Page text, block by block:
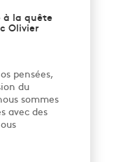
à la quête
Olivier
pensées,
du
sommes
avec des